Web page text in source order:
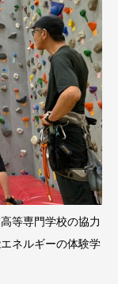
等専門学校の協力
ネルギーの体験学